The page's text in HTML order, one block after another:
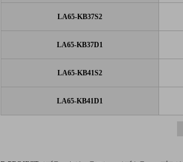
LA65-KB37S2
LA65-KB37D1
LA65-KB41S2
LA65-KB41D1